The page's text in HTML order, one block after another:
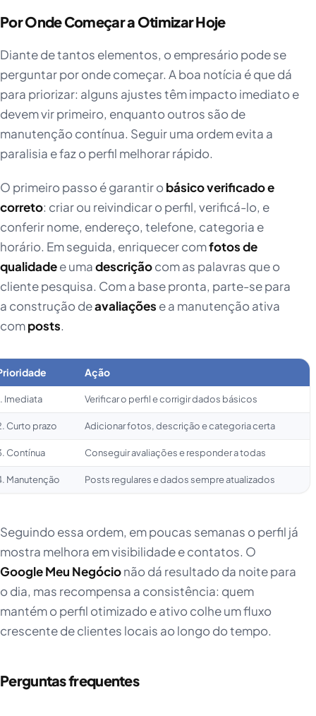
Por Onde Começar a Otimizar Hoje
Diante de tantos elementos, o empresário pode se
perguntar por onde começar. A boa notícia é que dá
para priorizar: alguns ajustes têm impacto imediato e
devem vir primeiro, enquanto outros são de
manutenção contínua. Seguir uma ordem evita a
paralisia e faz o perfil melhorar rápido.
O primeiro passo é garantir obásico verificado e
correto: criar ou reivindicar o perfil, verificá-lo, e
conferir nome, endereço, telefone, categoria e
horário. Em seguida, enriquecer comfotos de
qualidadee umadescriçãocom as palavras que o
cliente pesquisa. Com a base pronta, parte-se para
a construção deavaliações e a manutenção ativa
composts.
Ação
Imediata Verificar o perfil e corrigir dados básicos
Curto prazo Adicionar fotos, descrição e categoria certa
Contínua Conseguir avaliações e responder a todas
Manutenção Posts regulares e dados sempre atualizados
Seguindo essa ordem, em poucas semanas o perfil já
mostra melhora em visibilidade e contatos. O
Google Meu Negócionão dá resultado da noite para
o dia, mas recompensa a consistência: quem
mantém o perfil otimizado e ativo colhe um fluxo
crescente de clientes locais ao longo do tempo.
Perguntas frequentes